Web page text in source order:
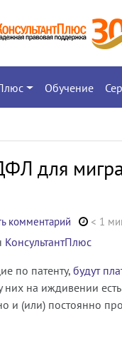
Обучение
для
комментарий < 1
КонсультантПлюс
по патенту,будут
на иждивении
и (или) постоянно